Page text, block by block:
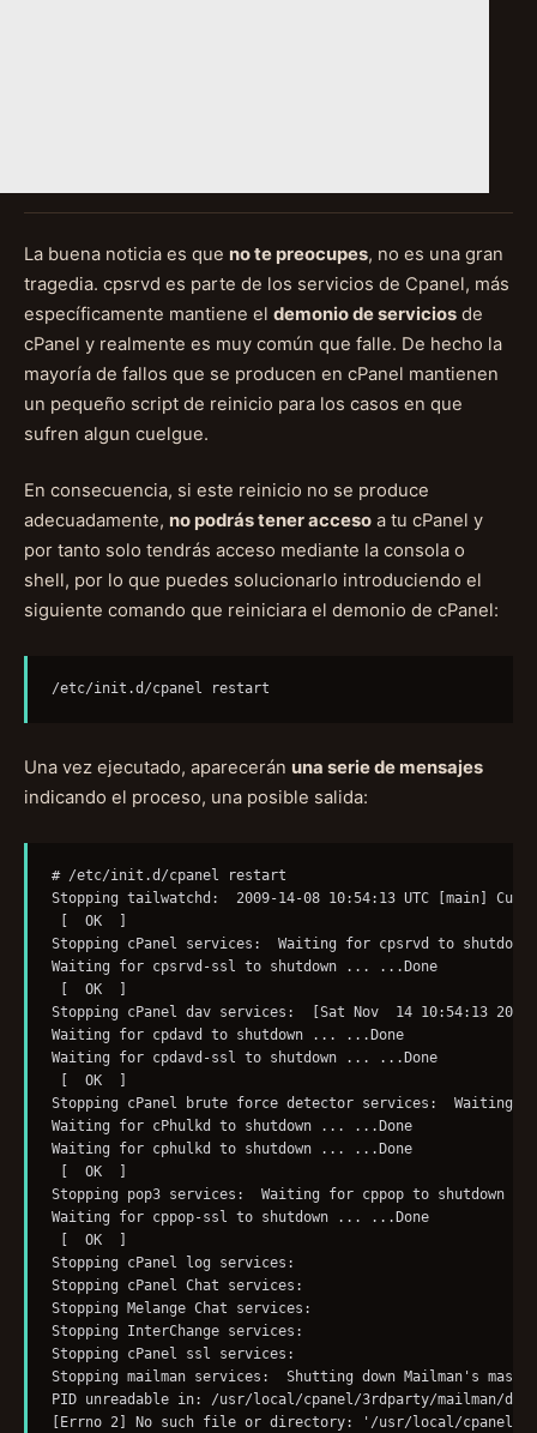
La buena noticia es que no te preocupes, no es una gran
tragedia. cpsrvd es parte de los servicios de Cpanel, más
específicamente mantiene el demonio de servicios de
cPanel y realmente es muy común que falle. De hecho la
mayoría de fallos que se producen en cPanel mantienen
un pequeño script de reinicio para los casos en que
sufren algun cuelgue.
En consecuencia, si este reinicio no se produce
adecuadamente, no podrás tener acceso a tu cPanel y
por tanto solo tendrás acceso mediante la consola o
shell, por lo que puedes solucionarlo introduciendo el
siguiente comando que reiniciara el demonio de cPanel:
/etc/init.d/cpanel restart
Una vez ejecutado, aparecerán una serie de mensajes
indicando el proceso, una posible salida:
# /etc/init.d/cpanel restart
Stopping tailwatchd:  2009-14-08 10:54:13 UTC [main]
[  OK  ]
Stopping cPanel services:  Waiting for cpsrvd to
Waiting for cpsrvd-ssl to shutdown ... ...Done
[  OK  ]
Stopping cPanel dav services:  [Sat Nov  14 10:54:13
Waiting for cpdavd to shutdown ... ...Done
Waiting for cpdavd-ssl to shutdown ... ...Done
[  OK  ]
Stopping cPanel brute force detector services:
Waiting for cPhulkd to shutdown ... ...Done
Waiting for cphulkd to shutdown ... ...Done
[  OK  ]
Stopping pop3 services:  Waiting for cppop to shutdown
Waiting for cppop-ssl to shutdown ... ...Done
[  OK  ]
Stopping cPanel log services:
Stopping cPanel Chat services:
Stopping Melange Chat services:
Stopping InterChange services:
Stopping cPanel ssl services:
Stopping mailman services:  Shutting down Mailman's
PID unreadable in: /usr/local/cpanel/3rdparty/mailman/
[Errno 2] No such file or directory: '/usr/local/cpanel/